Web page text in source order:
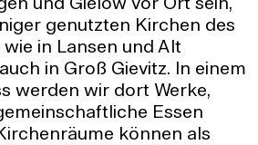
und Gielow vor Ort sein,
genutzten Kirchen des
in Lansen und Alt
in Groß Gievitz. In einem
werden wir dort Werke,
Essen
können als